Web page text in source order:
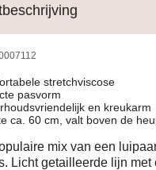
stretchviscose
pasvorm
en kreukarm
ca. 60 cm, valt boven de
mix van een
Licht getailleerde lijn met